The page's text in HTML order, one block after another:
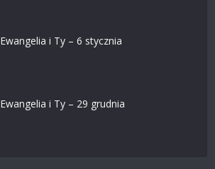
Ewangelia i Ty – 6 stycznia
Ewangelia i Ty – 29 grudnia